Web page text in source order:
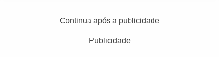
Continua após a publicidade
Publicidade